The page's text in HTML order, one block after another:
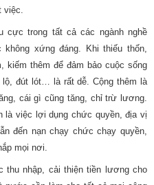
việc.
cực trong tất cả các ngành nghề
xứng đáng. Khi thiếu thốn,
thêm để đảm bảo cuộc sống
đút lót… là rất dễ. Cộng thêm là
cái gì cũng tăng, chỉ trừ lương.
là việc lợi dụng chức quyền, địa vị
đến nạn chạy chức chạy quyền,
mọi nơi.
thu nhập, cải thiện tiền lương cho